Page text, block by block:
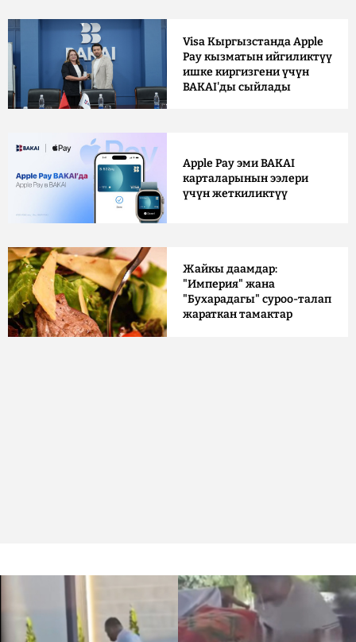
Visa Кыргызстанда Apple
Pay кызматын ийгиликтүү
ишке киргизгени үчүн
BAKAI'ды сыйлады
Apple Pay эми BAKAI
карталарынын ээлери
үчүн жеткиликтүү
Жайкы даамдар:
"Империя" жана
"Бухарадагы" суроо-талап
жараткан тамактар